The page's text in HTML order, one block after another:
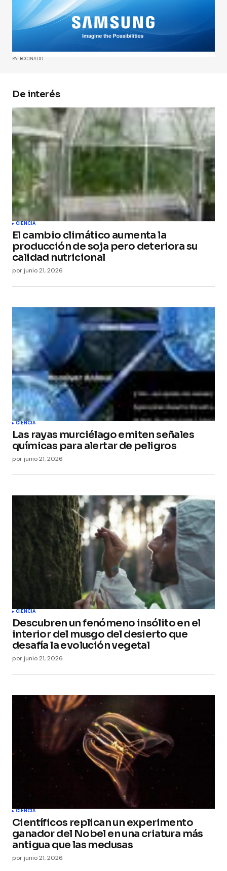
publicada.Los campos obligatorios están
marcados con*
Comment*
Your Name
Your E-mail*
Guarda mi nombre, correo electrónico y web en
este navegador para la próxima vez que
comente.
Submit Comment
PATROCINADO
De interés
CIENCIA
El cambio climático aumenta la
producción de soja pero deteriora su
calidad nutricional
por junio 21, 2026
CIENCIA
Las rayas murciélago emiten señales
químicas para alertar de peligros
por junio 21, 2026
CIENCIA
Descubren un fenómeno insólito en el
interior del musgo del desierto que
desafía la evolución vegetal
por junio 21, 2026
CIENCIA
Científicos replican un experimento
ganador del Nobel en una criatura más
antigua que las medusas
por junio 21, 2026